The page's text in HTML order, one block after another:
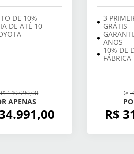
DE 10%
DE ATÉ 10
149.990,00
APENAS
3
GRÁTIS
ANOS
10% DE
FÁBRICA
De
R$